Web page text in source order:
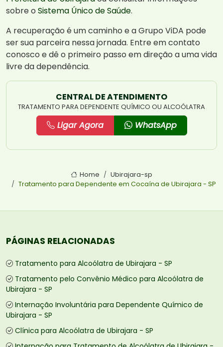
sobre o Sistema Único de Saúde.
A recuperação é um caminho e a Grupo ViDA pode
ser sua parceira nessa jornada. Entre em contato
conosco e dê o primeiro passo em direção a uma vida
livre da dependência.
CENTRAL DE ATENDIMENTO
TRATAMENTO PARA DEPENDENTE QUÍMICO OU ALCOÓLATRA
Ligar Agora WhatsApp
Home
Ubirajara-sp
Tratamento para Dependente em Cocaína de Ubirajara - SP
PÁGINAS RELACIONADAS
Tratamento para Alcoólatra de Ubirajara - SP
Tratamento pelo Convênio Médico para Alcoólatra de
Ubirajara - SP
Internação Involuntária para Dependente Químico de
Ubirajara - SP
Clínica para Alcoólatra de Ubirajara - SP